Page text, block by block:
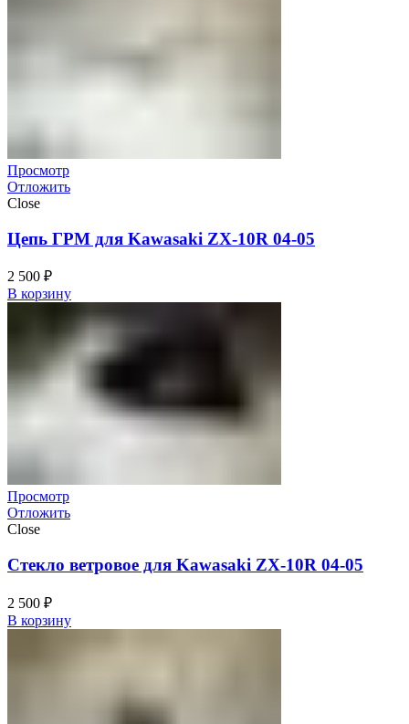
Просмотр
Отложить
Close
Цепь ГРМ для Kawasaki ZX-10R 04-05
2 500 ₽
В корзину
Просмотр
Отложить
Close
Стекло ветровое для Kawasaki ZX-10R 04-05
2 500 ₽
В корзину